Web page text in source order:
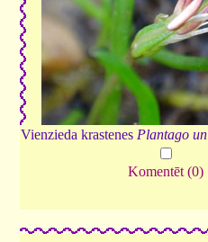
Vienzieda krastenes Plantago
Komentēt (0)